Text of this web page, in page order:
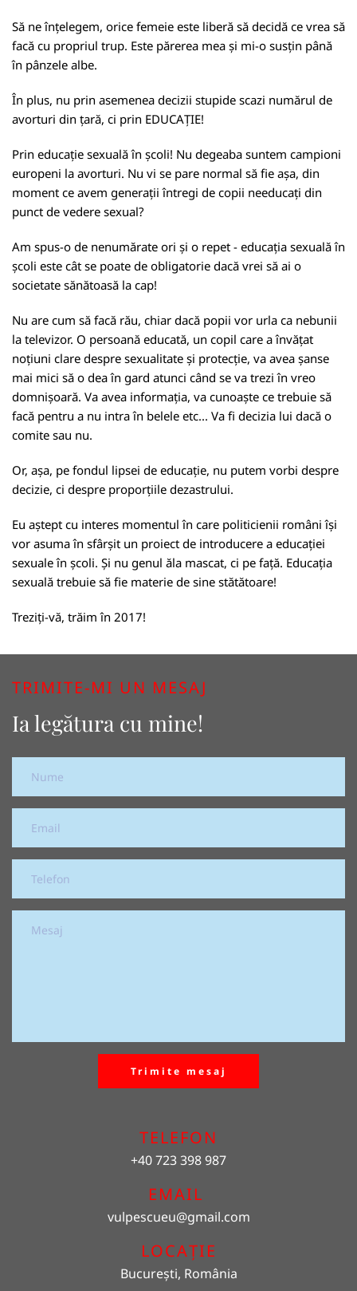
Să ne înțelegem, orice femeie este liberă să decidă ce vrea să
facă cu propriul trup. Este părerea mea și mi-o susțin până
în pânzele albe.
În plus, nu prin asemenea decizii stupide scazi numărul de
avorturi din țară, ci prin EDUCAȚIE!
Prin educație sexuală în școli! Nu degeaba suntem campioni
europeni la avorturi. Nu vi se pare normal să fie așa, din
moment ce avem generații întregi de copii needucați din
punct de vedere sexual?
Am spus-o de nenumărate ori și o repet - educația sexuală în
școli este cât se poate de obligatorie dacă vrei să ai o
societate sănătoasă la cap!
Nu are cum să facă rău, chiar dacă popii vor urla ca nebunii
la televizor. O persoană educată, un copil care a învățat
noțiuni clare despre sexualitate și protecție, va avea șanse
mai mici să o dea în gard atunci când se va trezi în vreo
domnișoară. Va avea informația, va cunoaște ce trebuie să
facă pentru a nu intra în belele etc... Va fi decizia lui dacă o
comite sau nu.
Or, așa, pe fondul lipsei de educație, nu putem vorbi despre
decizie, ci despre proporțiile dezastrului.
Eu aștept cu interes momentul în care politicienii români își
vor asuma în sfârșit un proiect de introducere a educației
sexuale în școli. Și nu genul ăla mascat, ci pe față. Educația
sexuală trebuie să fie materie de sine stătătoare!
Treziți-vă, trăim în 2017!
TRIMITE-MI UN MESAJ
Ia legătura cu mine!
Trimite mesaj
TELEFON
+40 723 398 987
EMAIL
vulpescueu@gmail.com
LOCAȚIE
București, România